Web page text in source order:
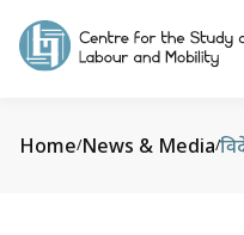
Home/News & Media/